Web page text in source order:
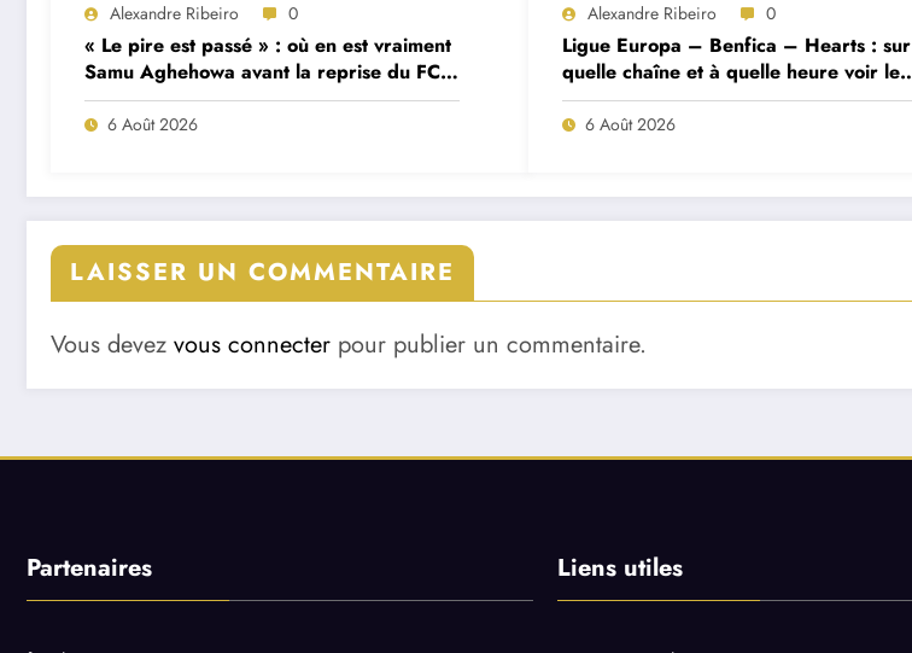
Alexandre Ribeiro 0
« Le pire est passé » : où en est vraiment
Samu Aghehowa avant la reprise du FC
Porto ?
6 Août 2026
Alexandre Ribeiro 0
Ligue Europa – Benfica – Hearts : sur
quelle chaîne et à quelle heure voir le
match ?
6 Août 2026
LAISSER UN COMMENTAIRE
Vous devez vous connecter pour publier un commentaire.
Partenaires Liens utiles